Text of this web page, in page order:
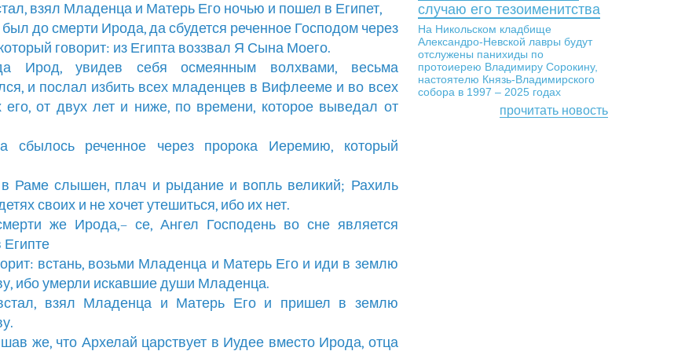
взял Младенца и Матерь Его ночью и пошел в Египет,
был до смерти Ирода, да сбудется реченное Господом через
говорит: из Египта воззвал Я Сына Моего.
Ирод, увидев себя осмеянным волхвами, весьма
и послал избить всех младенцев в Вифлееме и во всех
его, от двух лет и ниже, по времени, которое выведал от
сбылось реченное через пророка Иеремию, который
в Раме слышен, плач и рыдание и вопль великий; Рахиль
своих и не хочет утешиться, ибо их нет.
же Ирода,– се, Ангел Господень во сне является
встань, возьми Младенца и Матерь Его и иди в землю
ибо умерли искавшие души Младенца.
взял Младенца и Матерь Его и пришел в землю
же, что Архелай царствует в Иудее вместо Ирода, отца
случаю его тезоименитства
На Никольском кладбище
Александро-Невской лавры будут
отслужены панихиды по
протоиерею Владимиру Сорокину,
настоятелю Князь-Владимирского
собора в 1997 – 2025 годах
прочитать новость